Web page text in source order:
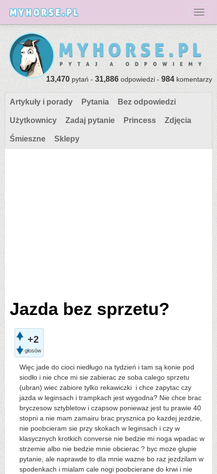
13,470pytań -31,886odpowiedzi -984komentarzy
Artykuły i porady Pytania Bez odpowiedzi
Użytkownicy Zadaj pytanie Princess Zdjęcia
Śmieszne Sklepy
Jazda bez sprzetu?
+2
głosów
Więc jade do cioci niedługo na tydzień i tam są konie pod
siodło i nie chce mi sie zabierac ze soba calego sprzetu
(ubran) wiec zabiore tylko rekawiczki i chce zapytac czy
jazda w leginsach i trampkach jest wygodna? Nie chce brac
bryczesow sztybletow i czapsow poniewaz jest tu prawie 40
stopni a nie mam zamairu brac prysznica po kazdej jezdzie,
nie poobcieram sie przy skokach w leginsach i czy w
klasycznych krotkich converse nie bedzie mi noga wpadac w
strzemie albo nie bedzie mnie obcierac ? byc moze glupie
pytanie, ale naprawde to dla mnie wazne bo raz jezdzilam w
spodenkach i mialam cale nogi poobcierane do krwi i nie